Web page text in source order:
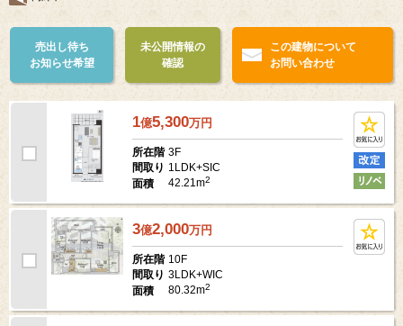
売出し待ち
お知らせ希望
未公開情報の
確認
この建物について
お問い合わせ
1億5,300万円
所在階 3F
間取り 1LDK+SIC
面積
42.21m2
3億2,000万円
所在階 10F
間取り 3LDK+WIC
面積
80.32m2